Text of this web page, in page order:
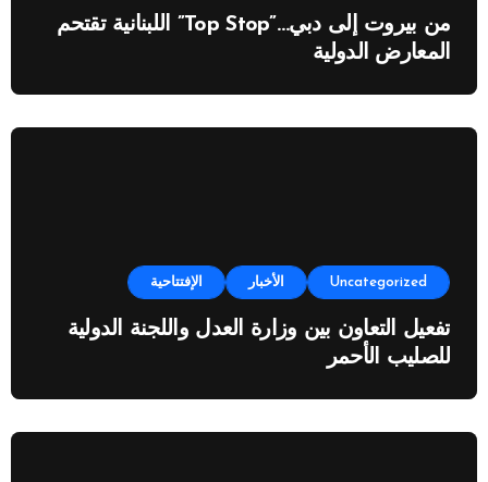
من بيروت إلى دبي…”Top Stop” اللبنانية تقتحم
المعارض الدولية
Uncategorized الأخبار الإفتتاحية
تفعيل التعاون بين وزارة العدل واللجنة الدولية
للصليب الأحمر